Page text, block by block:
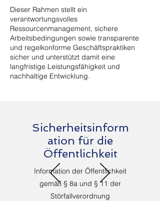
Dieser Rahmen stellt ein
verantwortungsvolles
Ressourcenmanagement, sichere
Arbeitsbedingungen sowie transparente
und regelkonforme Geschäftspraktiken
sicher und unterstützt damit eine
langfristige Leistungsfähigkeit und
nachhaltige Entwicklung.
Sicherheitsinform
ation für die
Öffentlichkeit
Information der Öffentlichkeit
gemäß § 8a und § 11 der
Störfallverordnung